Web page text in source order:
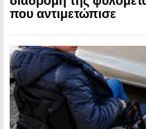
που αντιμετώπισε